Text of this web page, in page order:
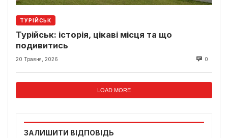
ТУРІЙСЬК
Турійськ: історія, цікаві місця та що
подивитись
20 Травня, 2026 0
LOAD MORE
ЗАЛИШИТИ ВІДПОВІДЬ